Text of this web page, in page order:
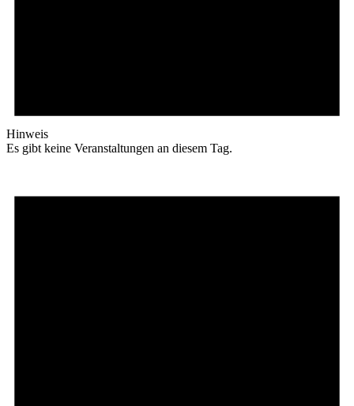
Hinweis
Es gibt keine Veranstaltungen an diesem Tag.